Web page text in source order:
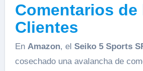
Comentarios de
Clientes
En Amazon, el Seiko 5 Sports
cosechado una avalancha de